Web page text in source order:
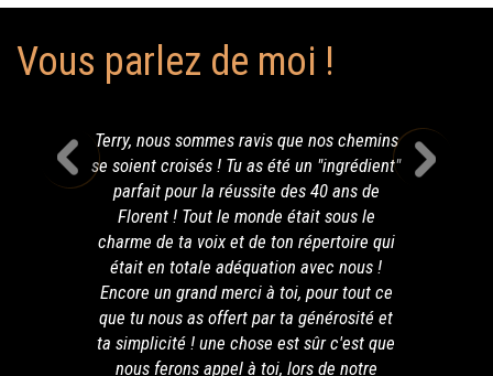
Vous parlez de moi !
Terry, nous sommes ravis que nos chemins
se soient croisés ! Tu as été un "ingrédient"
parfait pour la réussite des 40 ans de
Florent ! Tout le monde était sous le
charme de ta voix et de ton répertoire qui
était en totale adéquation avec nous !
Encore un grand merci à toi, pour tout ce
que tu nous as offert par ta générosité et
ta simplicité ! une chose est sûr c'est que
nous ferons appel à toi, lors de notre